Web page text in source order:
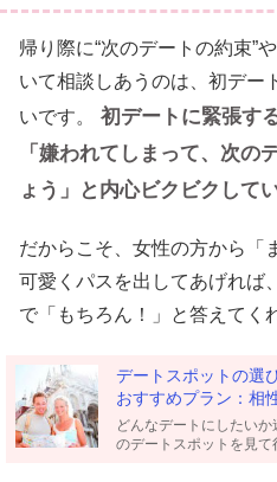
帰り際に“次のデートの約束”
いて相談しあうのは、初デー
いです。
初デートに緊張す
「嫌われてしまって、次の
ょう」と内心ビクビクして
だからこそ、女性の方から「
可愛くパスを出してあげれば
で「もちろん！」と答えてく
デートスポットの選
おすすめプラン：相
どんなデートにしたい
のデートスポットを見て